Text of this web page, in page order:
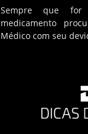
Sempre que
medicamento
Médico com seu